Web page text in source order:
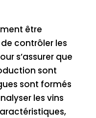
être
contrôler les
s’assurer que
sont
sont formés
les vins